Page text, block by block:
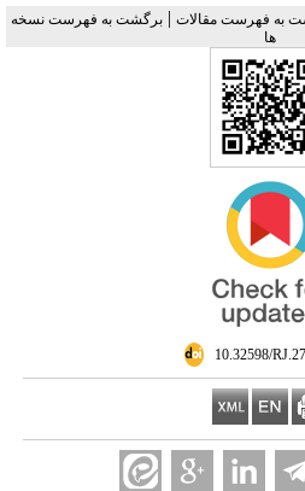
به فهرست مقالات |برگشت به فهرست نسخه
ها
10.32598/